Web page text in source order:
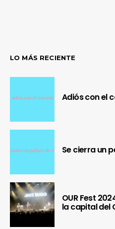
LO MÁS RECIENTE
Adiós con el
Se cierra un
OUR Fest
la capital del